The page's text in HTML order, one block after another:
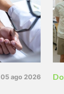
05 ago 2026